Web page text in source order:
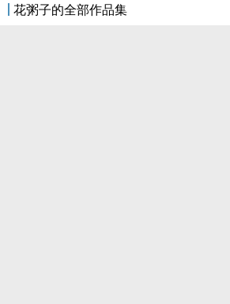
花粥子的全部作品集